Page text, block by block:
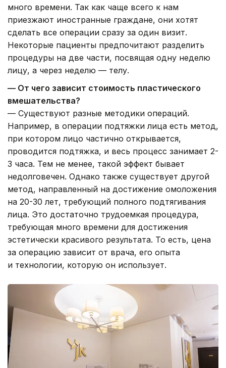
много времени. Так как чаще всего к нам
приезжают иностранные граждане, они хотят
сделать все операции сразу за один визит.
Некоторые пациенты предпочитают разделить
процедуры на две части, посвящая одну неделю
лицу, а через неделю — телу.
— От чего зависит стоимость пластического
вмешательства?
— Существуют разные методики операций.
Например, в операции подтяжки лица есть метод,
при котором лицо частично открывается,
проводится подтяжка, и весь процесс занимает 2-
3 часа. Тем не менее, такой эффект бывает
недолговечен. Однако также существует другой
метод, направленный на достижение омоложения
на 20-30 лет, требующий полного подтягивания
лица. Это достаточно трудоемкая процедура,
требующая много времени для достижения
эстетически красивого результата. То есть, цена
за операцию зависит от врача, его опыта
и технологии, которую он использует.